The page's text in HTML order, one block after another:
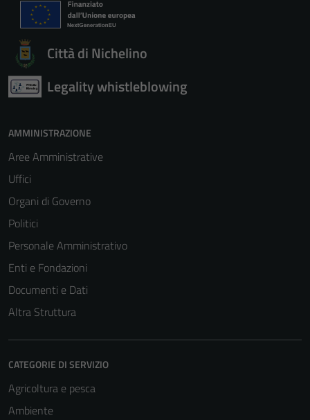
Città di Nichelino
Legality whistleblowing
AMMINISTRAZIONE
Aree Amministrative
Uffici
Organi di Governo
Politici
Personale Amministrativo
Enti e Fondazioni
Documenti e Dati
Altra Struttura
CATEGORIE DI SERVIZIO
Agricoltura e pesca
Ambiente